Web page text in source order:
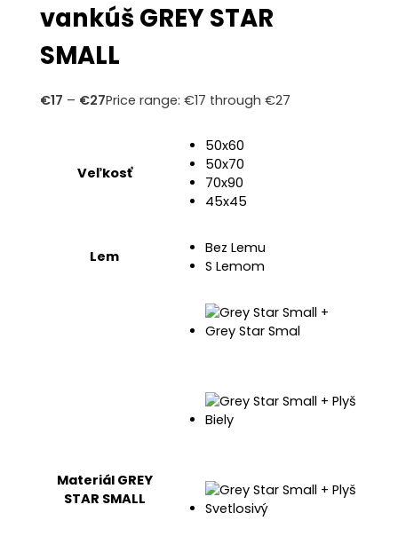
vankúš GREY STAR
SMALL
€17 – €27Price range: €17 through €27
Veľkosť
50x60
50x70
70x90
45x45
Lem
Bez Lemu
S Lemom
Materiál GREY
STAR SMALL